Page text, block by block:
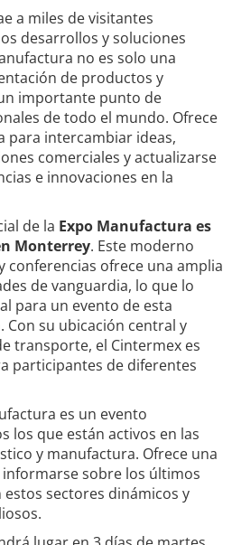
a miles de visitantes
desarrollos y soluciones
no es solo una
de productos y
importante punto de
de todo el mundo. Ofrece
intercambiar ideas,
comerciales y actualizarse
e innovaciones en la
de la Expo Manufactura es
Monterrey. Este moderno
conferencias ofrece una amplia
de vanguardia, lo que lo
para un evento de esta
su ubicación central y
transporte, el Cintermex es
participantes de diferentes
es un evento
los que están activos en las
y manufactura. Ofrece una
sobre los últimos
estos sectores dinámicos y